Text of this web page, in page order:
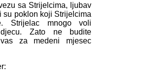
sa Strijelcima, ljubav
su poklon koji Strijelcima
Strijelac mnogo voli
Zato ne budite
za medeni mjesec